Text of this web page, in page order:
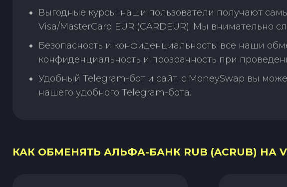
Выгодные курсы: наши пользователи получают
Visa/MasterCard EUR (CARDEUR). Мы внимательно
Безопасность и конфиденциальность: все наши
конфиденциальность и прозрачность при
Удобный Telegram-бот и сайт: с MoneySwap вы
нашего удобного Telegram-бота.
КАК ОБМЕНЯТЬ АЛЬФА-БАНК RUB (ACRUB) НА